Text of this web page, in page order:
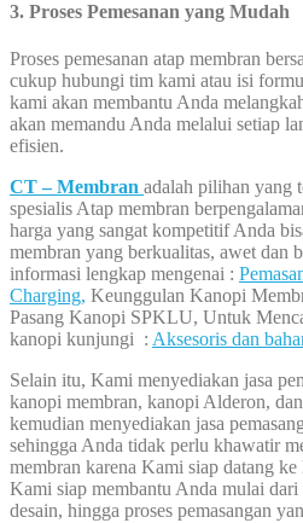
3. Proses Pemesanan yang Mudah
Proses pemesanan atap membran
cukup hubungi tim kami atau isi
kami akan membantu Anda
akan memandu Anda melalui setiap
efisien.
CT – Membran adalah pilihan yang
spesialis Atap membran
harga yang sangat kompetitif Anda
membran yang berkualitas, awet dan
informasi lengkap mengenai :
Charging, Keunggulan Kanopi
Pasang Kanopi SPKLU, Untuk
kanopi kunjungi : Aksesoris dan
Selain itu, Kami menyediakan jasa
kanopi membran, kanopi Alderon,
kemudian menyediakan jasa
sehingga Anda tidak perlu khawatir
membran karena Kami siap datang
Kami siap membantu Anda mulai dari
desain, hingga proses pemasangan